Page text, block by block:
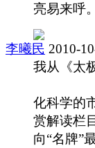
亮易来呼。
李曦民 2010-
我从《太
略 后
化科学的
赏解读栏
向“